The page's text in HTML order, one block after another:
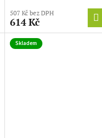
507 Kč bez DPH
614 Kč
Skladem